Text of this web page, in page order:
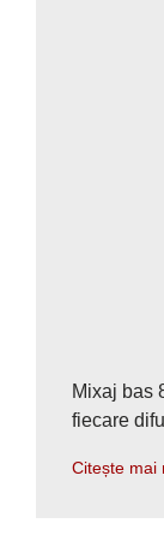
Mixaj bas
fiecare
Citește mai